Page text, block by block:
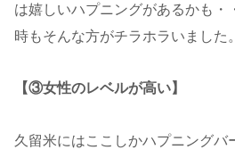
は嬉しいハプニングがあるかも・
時もそんな方がチラホラいました。
【③女性のレベルが高い】
久留米にはここしかハプニングバ